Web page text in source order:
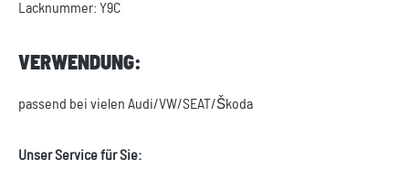
Lacknummer: Y9C
VERWENDUNG:
passend bei vielen Audi/VW/SEAT/Škoda
Unser Service für Sie: